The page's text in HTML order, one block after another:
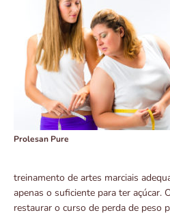
Prolesan Pure
treinamento de artes marciais
apenas o suficiente para ter açúcar.
restaurar o curso de perda de peso